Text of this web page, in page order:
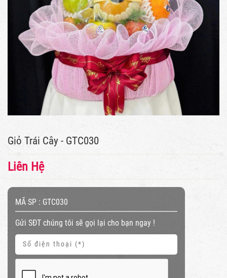
Giỏ Trái Cây - GTC030
Liên Hệ
MÃ SP : GTC030
Gửi SĐT chúng tôi sẽ gọi lại cho bạn ngay !